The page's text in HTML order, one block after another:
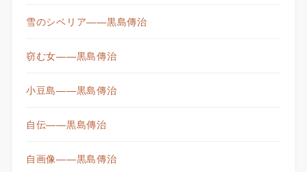
雪のシベリア——黒島傳治
窃む女——黒島傳治
小豆島——黒島傳治
自伝——黒島傳治
自画像——黒島傳治